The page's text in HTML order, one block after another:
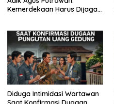
Kemerdekaan Harus Dijaga
Diduga Intimidasi Wartawan